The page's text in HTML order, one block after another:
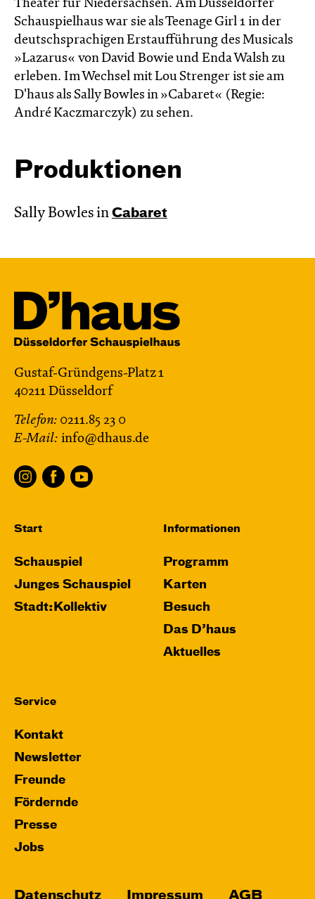
Theater für Niedersachsen. Am Düsseldorfer
Schauspielhaus war sie als Teenage Girl 1 in der
deutschsprachigen Erstaufführung des Musicals
»Lazarus« von David Bowie und Enda Walsh zu
erleben. Im Wechsel mit Lou Strenger ist sie am
D'haus als Sally Bowles in »Cabaret« (Regie:
André Kaczmarczyk) zu sehen.
Produktionen
Sally Bowles in Cabaret
Gustaf-Gründgens-Platz 1
40211 Düsseldorf
Telefon: 0211.85 23 0
E-Mail: info@dhaus.de
Start
Schauspiel
Junges Schauspiel
Stadt:Kollektiv
Informationen
Programm
Karten
Besuch
Das D’haus
Aktuelles
Service
Kontakt
Newsletter
Freunde
Fördernde
Presse
Jobs
Datenschutz Impressum AGB